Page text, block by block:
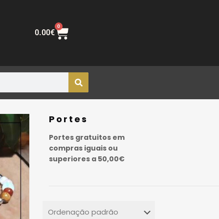
0.00€
0
Portes
Portes gratuitos em
compras iguais ou
superiores a 50,00€